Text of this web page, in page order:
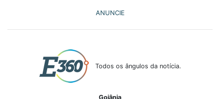
ANUNCIE
Todos os ângulos da notícia.
Goiânia